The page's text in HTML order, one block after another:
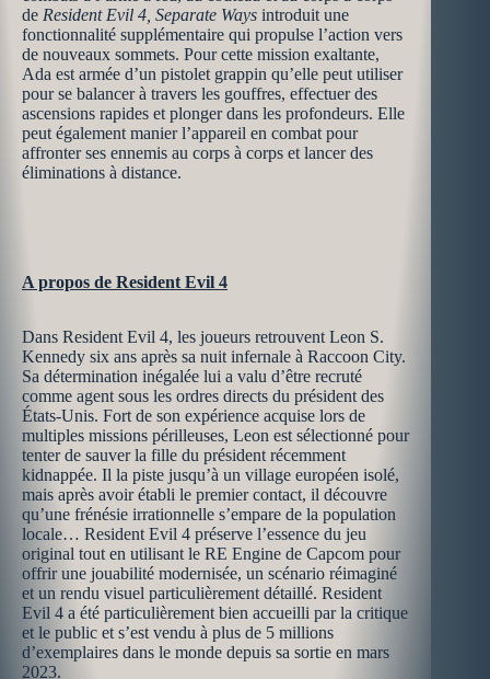
de Resident Evil 4, Separate Ways introduit une
fonctionnalité supplémentaire qui propulse l’action vers
de nouveaux sommets. Pour cette mission exaltante,
Ada est armée d’un pistolet grappin qu’elle peut utiliser
pour se balancer à travers les gouffres, effectuer des
ascensions rapides et plonger dans les profondeurs. Elle
peut également manier l’appareil en combat pour
affronter ses ennemis au corps à corps et lancer des
éliminations à distance.
A propos de Resident Evil 4
Dans Resident Evil 4, les joueurs retrouvent Leon S.
Kennedy six ans après sa nuit infernale à Raccoon City.
Sa détermination inégalée lui a valu d’être recruté
comme agent sous les ordres directs du président des
États-Unis. Fort de son expérience acquise lors de
multiples missions périlleuses, Leon est sélectionné pour
tenter de sauver la fille du président récemment
kidnappée. Il la piste jusqu’à un village européen isolé,
mais après avoir établi le premier contact, il découvre
qu’une frénésie irrationnelle s’empare de la population
locale… Resident Evil 4 préserve l’essence du jeu
original tout en utilisant le RE Engine de Capcom pour
offrir une jouabilité modernisée, un scénario réimaginé
et un rendu visuel particulièrement détaillé. Resident
Evil 4 a été particulièrement bien accueilli par la critique
et le public et s’est vendu à plus de 5 millions
d’exemplaires dans le monde depuis sa sortie en mars
2023.